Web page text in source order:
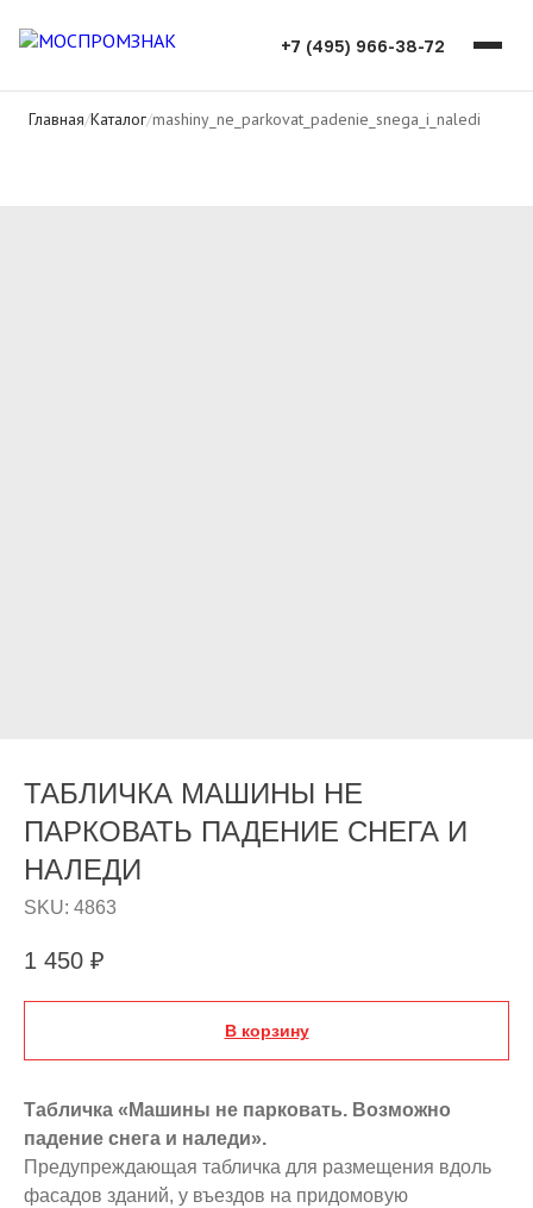
+7 (495) 966-38-72
Главная/Каталог/mashiny_ne_parkovat_padenie_snega_i_naledi
ТАБЛИЧКА МАШИНЫ НЕ
ПАРКОВАТЬ ПАДЕНИЕ СНЕГА И
НАЛЕДИ
SKU: 4863
1 450 ₽
В корзину
Табличка «Машины не парковать. Возможно
падение снега и наледи».
Предупреждающая табличка для размещения вдоль
фасадов зданий, у въездов на придомовую